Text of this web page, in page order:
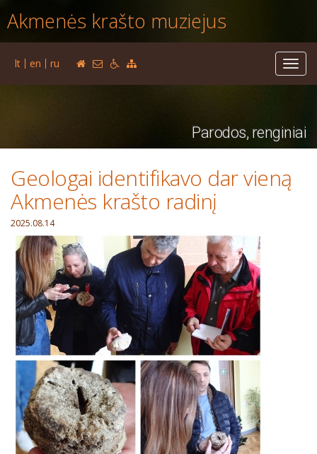
Akmenės krašto muziejus
lt en ru
Parodos, renginiai
Geologai identifikavo dar vieną
Akmenės krašto radinį
2025.08.14